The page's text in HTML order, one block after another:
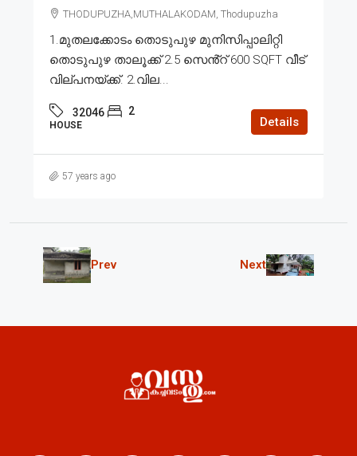
THODUPUZHA,MUTHALAKODAM, Thodupuzha
1.മുതലക്കോടം തൊടുപുഴ മുനിസിപ്പാലിറ്റി
തൊടുപുഴ താലൂക്ക് 2.5 സെൻ്റ് 600 SQFT വീട്
വില്പനയ്ക്ക്. 2.വില...
32046 2
HOUSE Details
57 years ago
Prev Next